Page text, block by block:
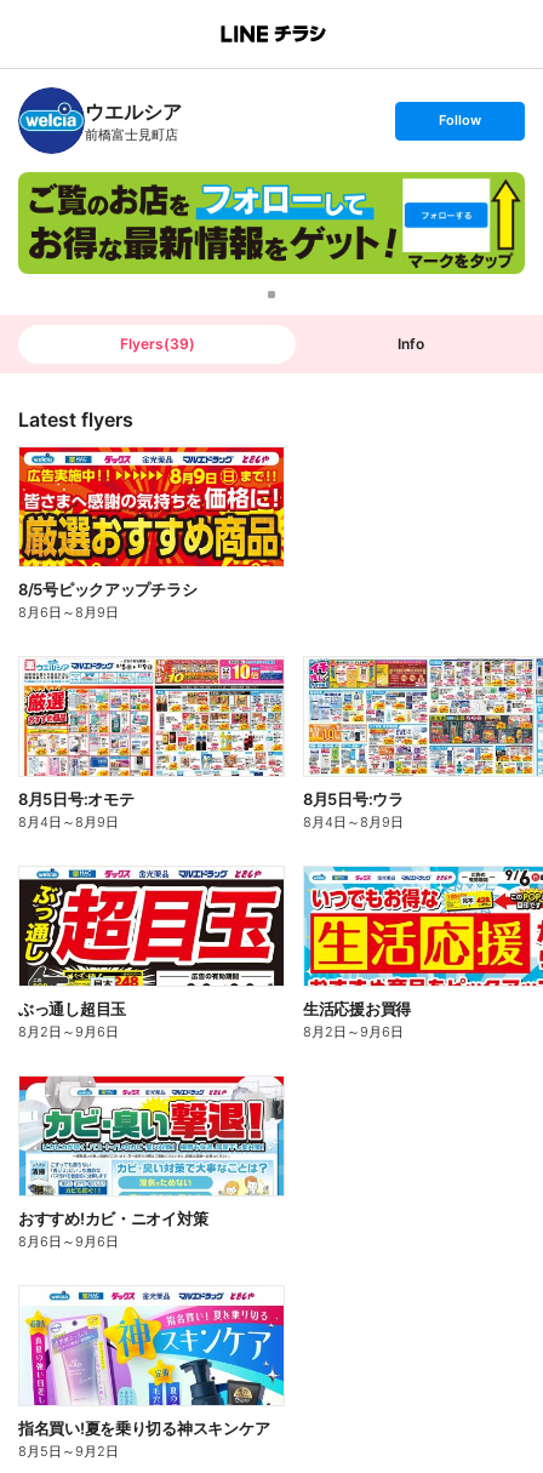
B
n
c
h
T
ウエルシア
前橋富士見町店
s
t
o
l
o
w
Follow
Flyers(39) Info
Latest flyers
8/5号ピックアップチラシ
8月6日 ～8月9日
8月5日号:オモテ
8月4日 ～8月9日
8月5日号:ウラ
8月4日 ～8月9日
ぶっ通し超目玉
8月2日 ～9月6日
生活応援お買得
8月2日 ～9月6日
おすすめ!カビ・ニオイ対策
8月6日 ～9月6日
指名買い!夏を乗り切る神スキンケア
8月5日 ～9月2日